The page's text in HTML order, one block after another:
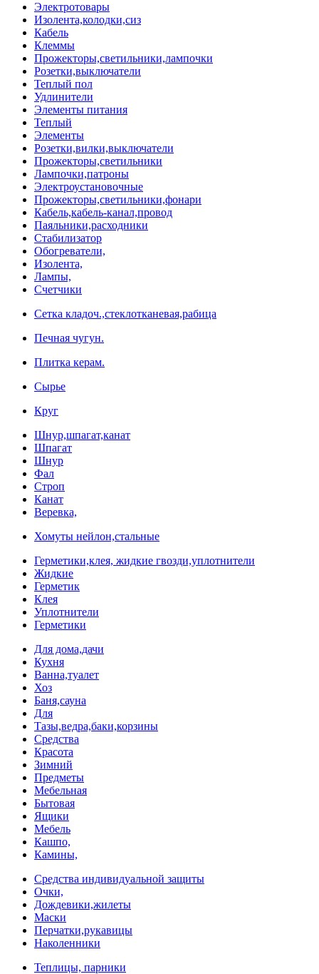
Электротовары
Изолента,колодки,сиз
Кабель
Клеммы
Прожекторы,светильники,лампочки
Розетки,выключатели
Теплый пол
Удлинители
Элементы питания
Теплый
Элементы
Розетки,вилки,выключатели
Прожекторы,светильники
Лампочки,патроны
Электроустановочные
Прожекторы,светильники,фонари
Кабель,кабель-канал,провод
Паяльники,расходники
Стабилизатор
Обогреватели,
Изолента,
Лампы,
Счетчики
Сетка кладоч.,стеклотканевая,рабица
Печная чугун.
Плитка керам.
Сырье
Круг
Шнур,шпагат,канат
Шпагат
Шнур
Фал
Строп
Канат
Веревка,
Хомуты нейлон,стальные
Герметики,клея, жидкие гвозди,уплотнители
Жидкие
Герметик
Клея
Уплотнители
Герметики
Для дома,дачи
Кухня
Ванна,туалет
Хоз
Баня,сауна
Для
Тазы,ведра,баки,корзины
Средства
Красота
Зимний
Предметы
Мебельная
Бытовая
Ящики
Мебель
Кашпо,
Камины,
Средства индивидуальной защиты
Очки,
Дождевики,жилеты
Маски
Перчатки,рукавицы
Наколенники
Теплицы, парники